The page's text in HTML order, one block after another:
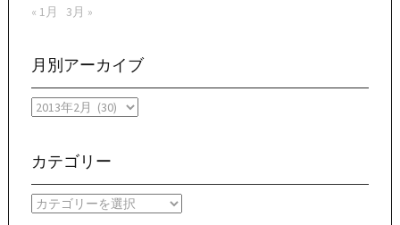
« 1月 3月 »
月別アーカイブ
月
ー
イ
ブ
カテゴリー
カ